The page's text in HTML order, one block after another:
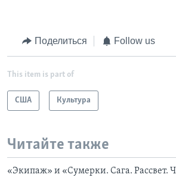
Поделиться Follow us
This item is part of
США Культура
Читайте также
«Экипаж» и «Сумерки. Сага. Рассвет.